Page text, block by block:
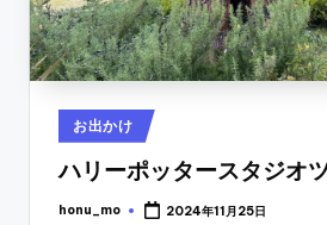
Posted
in
お出かけ
ハリーポッタースタジオ
Posted
honu_mo 2024年11月25日